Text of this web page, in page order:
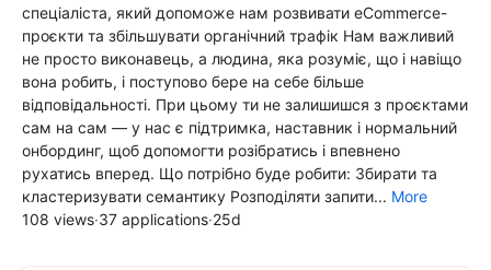
спеціаліста, який допоможе нам розвивати eCommerce-
проєкти та збільшувати органічний трафік Нам важливий
не просто виконавець, а людина, яка розуміє, що і навіщо
вона робить, і поступово бере на себе більше
відповідальності. При цьому ти не залишишся з проєктами
сам на сам — у нас є підтримка, наставник і нормальний
онбординг, щоб допомогти розібратись і впевнено
рухатись вперед. Що потрібно буде робити: Збирати та
кластеризувати семантику Розподіляти запити... More
108 views·37 applications·25d